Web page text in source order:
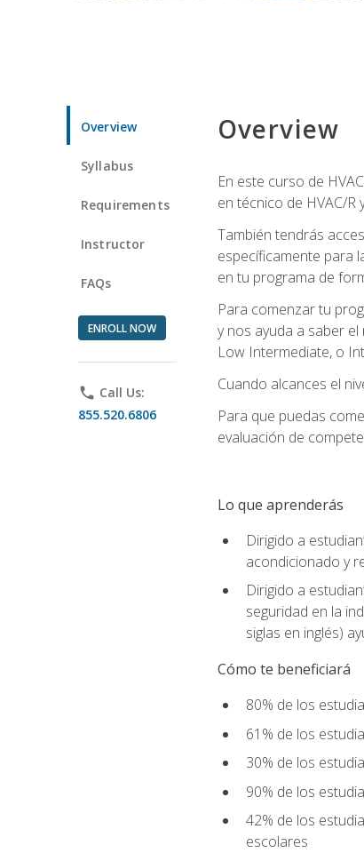
Overview
Syllabus
Requirements
Instructor
FAQs
ENROLL NOW
phone Call Us:
855.520.6806
Overview
En este curso de
en técnico de HVAC/
También tendrás
específicamente para
en tu programa de
Para comenzar tu
y nos ayuda a saber
Low Intermediate, o
Cuando alcances el
Para que puedas
evaluación de
Lo que aprenderás
Dirigido a
acondicionado y
Dirigido a
seguridad en la
siglas en inglés)
Cómo te beneficiará
80% de los
61% de los
30% de los
90% de los
42% de los
escolares